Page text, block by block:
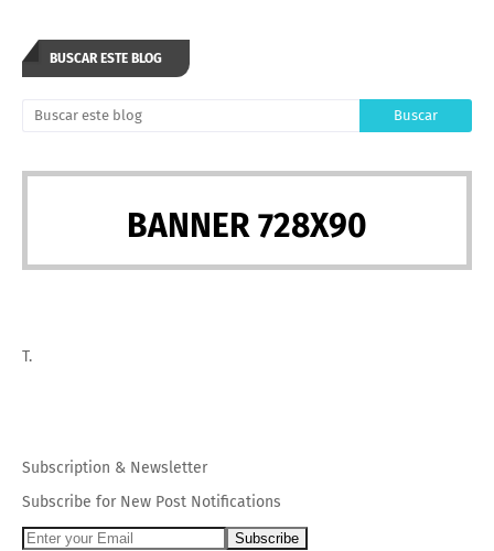
BUSCAR ESTE BLOG
BANNER 728X90
T.
Subscription & Newsletter
Subscribe for New Post Notifications